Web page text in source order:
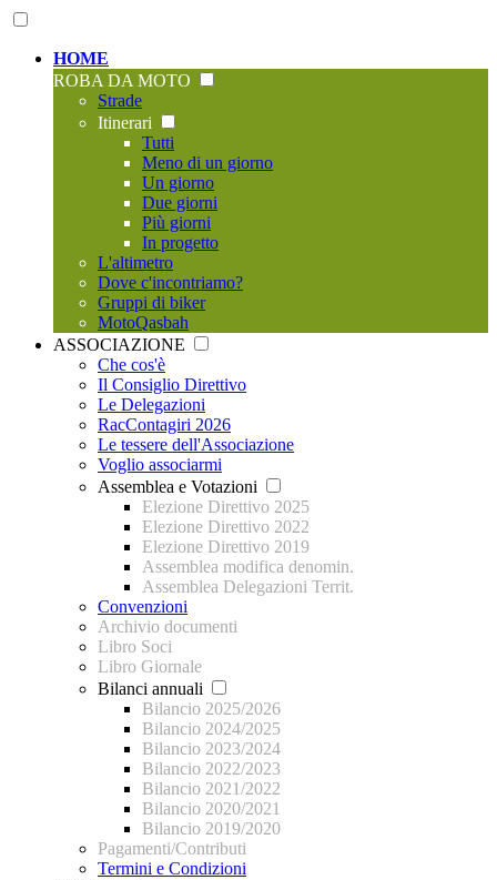
HOME
ROBA DA MOTO
Strade
Itinerari
Tutti
Meno di un giorno
Un giorno
Due giorni
Più giorni
In progetto
L'altimetro
Dove c'incontriamo?
Gruppi di biker
MotoQasbah
ASSOCIAZIONE
Che cos'è
Il Consiglio Direttivo
Le Delegazioni
RacContagiri 2026
Le tessere dell'Associazione
Voglio associarmi
Assemblea e Votazioni
Elezione Direttivo 2025
Elezione Direttivo 2022
Elezione Direttivo 2019
Assemblea modifica denomin.
Assemblea Delegazioni Territ.
Convenzioni
Archivio documenti
Libro Soci
Libro Giornale
Bilanci annuali
Bilancio 2025/2026
Bilancio 2024/2025
Bilancio 2023/2024
Bilancio 2022/2023
Bilancio 2021/2022
Bilancio 2020/2021
Bilancio 2019/2020
Pagamenti/Contributi
Termini e Condizioni